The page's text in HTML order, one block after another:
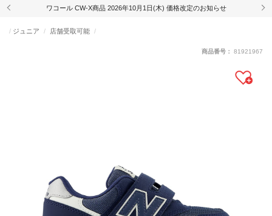
ワコール CW-X商品 2026年10月1日(木) 価格改定のお知らせ
ジュニア 店舗受取可能
商品番号： 81921967